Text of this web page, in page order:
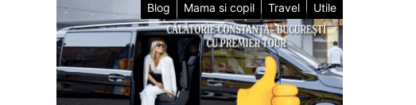
Blog Mama si copil Travel Utile